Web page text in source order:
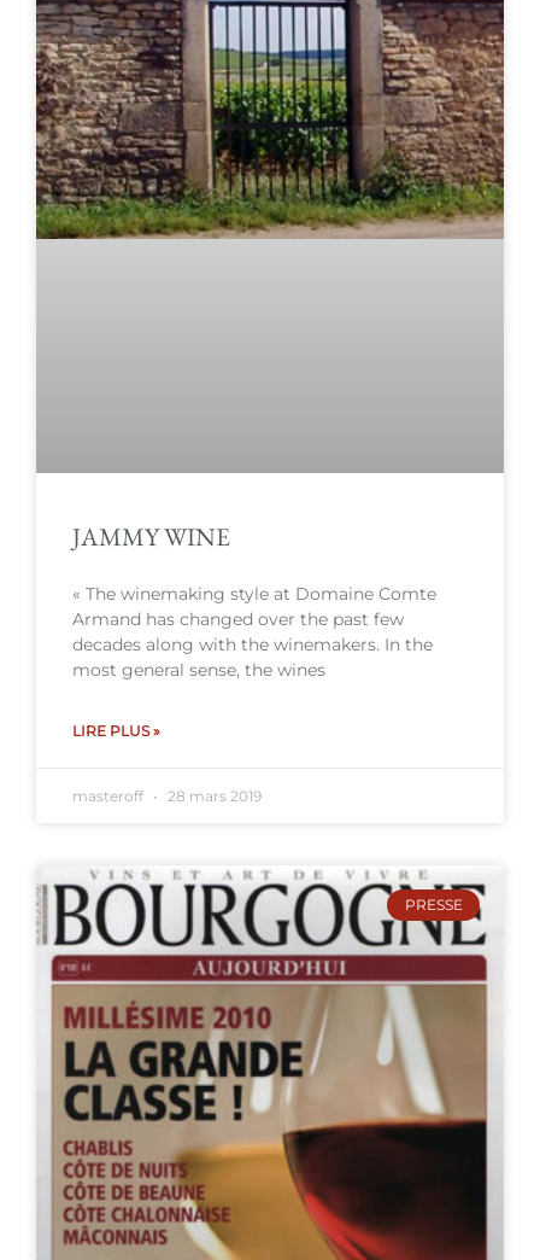
JAMMY WINE
« The winemaking style at Domaine Comte
Armand has changed over the past few
decades along with the winemakers. In the
most general sense, the wines
LIRE PLUS »
masteroff 28 mars 2019
PRESSE